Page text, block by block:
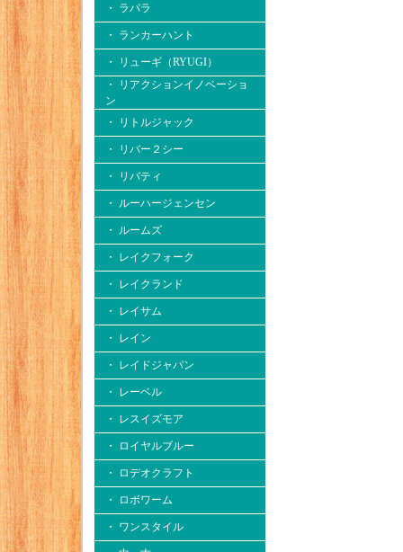
・ ラパラ
・ ランカーハント
・ リューギ（RYUGI）
・ リアクションイノベーショ
ン
・ リトルジャック
・ リバー２シー
・ リバティ
・ ルーハージェンセン
・ ルームズ
・ レイクフォーク
・ レイクランド
・ レイサム
・ レイン
・ レイドジャパン
・ レーベル
・ レスイズモア
・ ロイヤルブルー
・ ロデオクラフト
・ ロボワーム
・ ワンスタイル